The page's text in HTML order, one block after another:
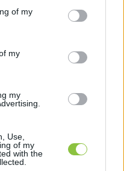
You may click to
its third-party tags to
in below Google
of my
my
my
Use,
of my
with the
a bizalom és
telefonon
, az Európai Tanács
a magyar és